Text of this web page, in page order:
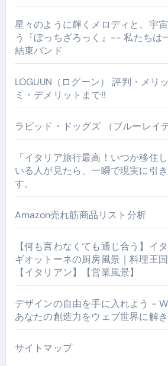
星々のように輝くメロディと、宇
う『ぼっちざろっく』-- 私たち
結束バンド
LOGUUN（ログーン） 評判・メリ
ミ・デメリットまで!!
ラビッド・ドッグズ （ブルーレイ
「イタリア旅行最高！いつか移住
いる人が見たら、一瞬で現実に引
す。
Amazon売れ筋商品リスト分析
【何も言わなくても通じ合う】イ
ギオットーネの厨房風景｜料理王国
【イタリアン】【営業風景】
デザインの自由を手に入れよう -
あなたの創造力をウェブ世界に解
サイトマップ